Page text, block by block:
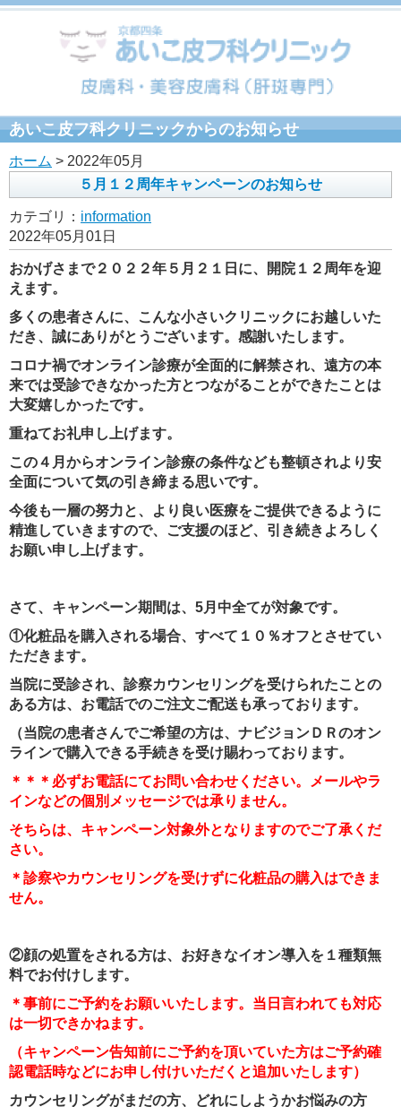
あいこ皮フ科クリニックからのお知らせ
ホーム > 2022年05月
５月１２周年キャンペーンのお知らせ
カテゴリ： information
2022年05月01日
おかげさまで２０２２年５月２１日に、開院１２周年を迎
えます。
多くの患者さんに、こんな小さいクリニックにお越しいた
だき、誠にありがとうございます。感謝いたします。
コロナ禍でオンライン診療が全面的に解禁され、遠方の本
来では受診できなかった方とつながることができたことは
大変嬉しかったです。
重ねてお礼申し上げます。
この４月からオンライン診療の条件なども整頓されより安
全面について気の引き締まる思いです。
今後も一層の努力と、より良い医療をご提供できるように
精進していきますので、ご支援のほど、引き続きよろしく
お願い申し上げます。
さて、キャンペーン期間は、5月中全てが対象です。
①化粧品を購入される場合、すべて１０％オフとさせてい
ただきます。
当院に受診され、診察カウンセリングを受けられたことの
ある方は、お電話でのご注文ご配送も承っております。
（当院の患者さんでご希望の方は、ナビジョンＤＲのオン
ラインで購入できる手続きを受け賜わっております。
＊＊＊必ずお電話にてお問い合わせください。メールやラ
インなどの個別メッセージでは承りません。
そちらは、キャンペーン対象外となりますのでご了承くだ
さい。
＊診察やカウンセリングを受けずに化粧品の購入はできま
せん。
②顔の処置をされる方は、お好きなイオン導入を１種類無
料でお付けします。
＊事前にご予約をお願いいたします。当日言われても対応
は一切できかねます。
（キャンペーン告知前にご予約を頂いていた方はご予約確
認電話時などにお申し付けいただくと追加いたします）
カウンセリングがまだの方、どれにしようかお悩みの方